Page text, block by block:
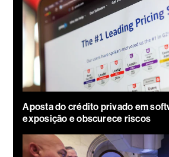
Aposta do crédito privado em
exposição e obscurece riscos